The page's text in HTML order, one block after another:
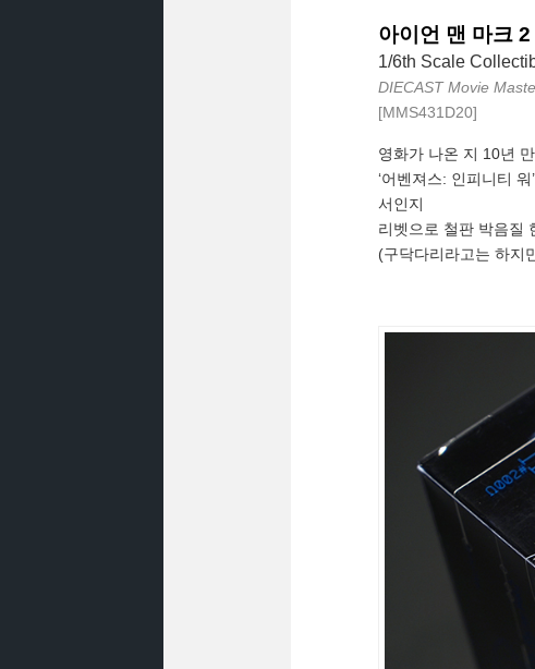
아이언 맨 마크
1/6th Scale
DIECAST Movie
[MMS431D20]
영화가 나온 지 10년
‘어벤져스: 인피니티
서인지
리벳으로 철판 박음질
(구닥다리라고는 하지